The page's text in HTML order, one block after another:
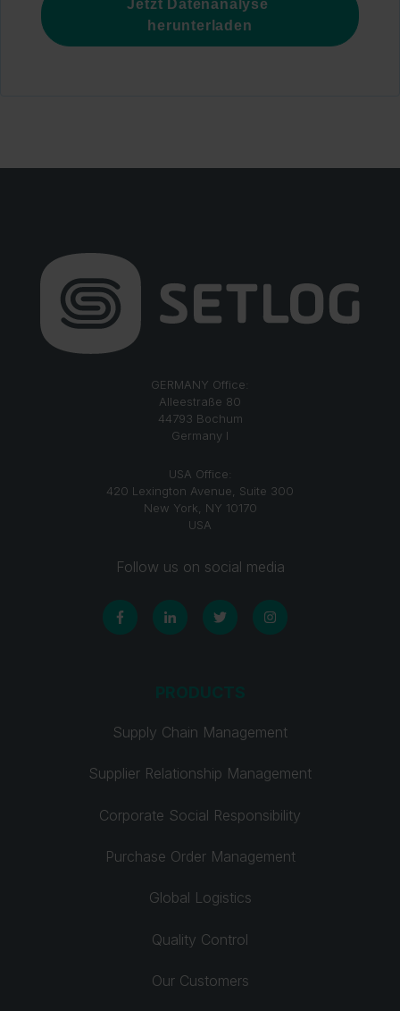
GERMANY Office:
Alleestraße 80
44793 Bochum
Germany I
USA Office:
420 Lexington Avenue, Suite 300
New York, NY 10170
USA
Follow us on social media
Supply Chain Management
Supplier Relationship Management
Corporate Social Responsibility
Purchase Order Management
Global Logistics
Quality Control
Our Customers